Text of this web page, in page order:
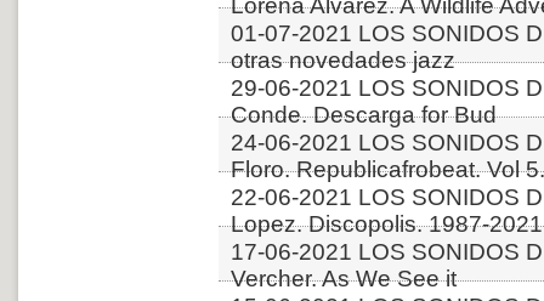
Lorena Alvarez. A Wildlife
01-07-2021 LOS SONIDOS
otras novedades jazz
29-06-2021 LOS SONIDOS
Conde. Descarga for Bud
24-06-2021 LOS SONIDOS
Floro. Republicafrobeat. Vol
22-06-2021 LOS SONIDOS
Lopez. Discopolis. 1987-
17-06-2021 LOS SONIDOS
Vercher. As We See it